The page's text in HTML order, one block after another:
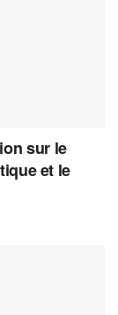
sur le
et le